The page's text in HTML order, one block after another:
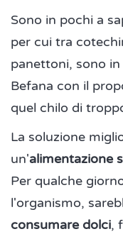
Sono in pochi a
per cui tra
panettoni, sono
Befana con il
quel chilo di
La soluzione
un'alimentazione
Per qualche
l'organismo,
consumare dolci,